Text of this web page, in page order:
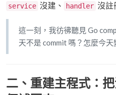
service 沒建、 handler 沒註
這一刻，我彷彿聽見 Go
天不是 commit 嗎？怎麼今天
二、重建主程式：